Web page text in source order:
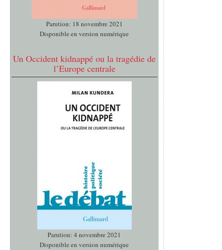
Parution: 18 novembre 2021
Disponible en version numérique
Un Occident kidnappé ou la tragédie de
l’Europe centrale
Parution: 4 novembre 2021
Disponible en version numérique